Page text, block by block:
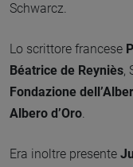
Schwarcz.
Lo scrittore francese
Béatrice de Reyniès,
Fondazione
Albero d’Oro.
Era inoltre presente